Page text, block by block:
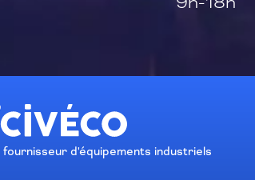
d'équipements industriels